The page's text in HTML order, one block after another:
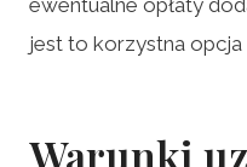
jest to korzystna opcja
Warunki